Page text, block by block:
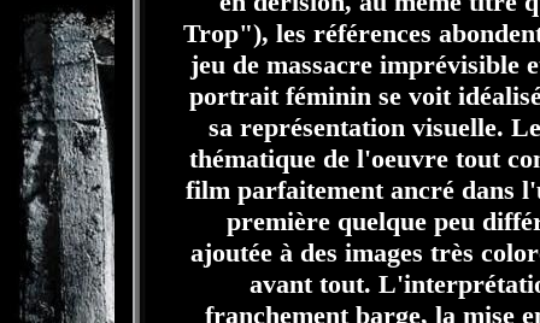
Trop"), les références
jeu de massacre imprévisible
portrait féminin se voit
sa représentation visuelle.
thématique de l'oeuvre tout
film parfaitement ancré dans
première quelque peu
ajoutée à des images très
avant tout.
franchement barge, la mise